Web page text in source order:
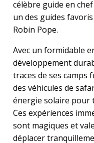
célèbre guide en
un des guides
Robin Pope.
Avec un formidable
développement
traces de ses camps
des véhicules de
énergie solaire pour
Ces expériences
sont magiques et
déplacer